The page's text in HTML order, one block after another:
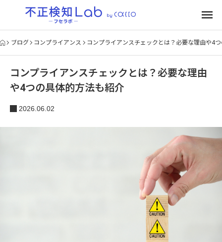
ブログ コンプライアンス コンプライアンスチェックとは？必要な理由や4
コンプライアンスチェックとは？必要な理由
や4つの具体的方法も紹介
2026.06.02